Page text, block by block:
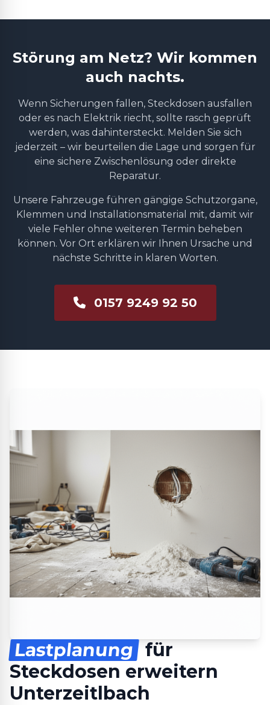
Störung am Netz? Wir kommen
auch nachts.
Wenn Sicherungen fallen, Steckdosen ausfallen
oder es nach Elektrik riecht, sollte rasch geprüft
werden, was dahintersteckt. Melden Sie sich
jederzeit – wir beurteilen die Lage und sorgen für
eine sichere Zwischenlösung oder direkte
Reparatur.
Unsere Fahrzeuge führen gängige Schutzorgane,
Klemmen und Installationsmaterial mit, damit wir
viele Fehler ohne weiteren Termin beheben
können. Vor Ort erklären wir Ihnen Ursache und
nächste Schritte in klaren Worten.
0157 9249 92 50
Lastplanung für
Steckdosen erweitern
Unterzeitlbach